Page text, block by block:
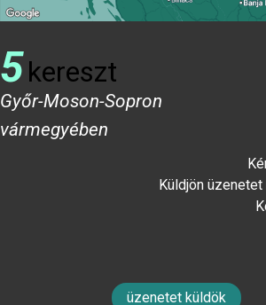
5kereszt
Győr-Moson-Sopron
vármegyében
Küldjön
üzenetet küldök